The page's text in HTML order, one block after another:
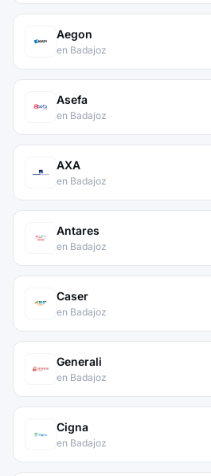
Aegon
en Badajoz
Asefa
en Badajoz
AXA
en Badajoz
Antares
en Badajoz
Caser
en Badajoz
Generali
en Badajoz
Cigna
en Badajoz